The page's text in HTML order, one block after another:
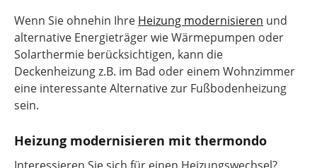
Wenn Sie ohnehin Ihre Heizung modernisieren und
alternative Energieträger wie Wärmepumpen oder
Solarthermie berücksichtigen, kann die
Deckenheizung z.B. im Bad oder einem Wohnzimmer
eine interessante Alternative zur Fußbodenheizung
sein.
Heizung modernisieren mit thermondo